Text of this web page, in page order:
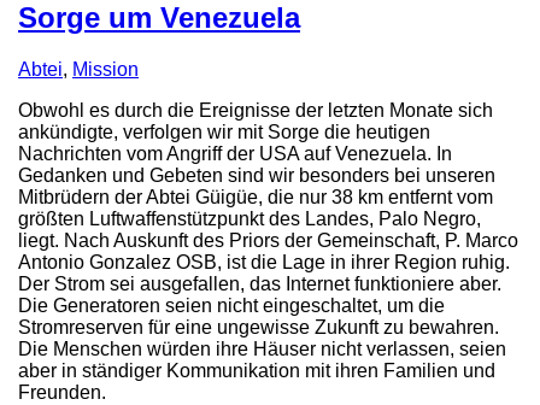
Sorge um Venezuela
Abtei, Mission
Obwohl es durch die Ereignisse der letzten Monate sich
ankündigte, verfolgen wir mit Sorge die heutigen
Nachrichten vom Angriff der USA auf Venezuela. In
Gedanken und Gebeten sind wir besonders bei unseren
Mitbrüdern der Abtei Güigüe, die nur 38 km entfernt vom
größten Luftwaffenstützpunkt des Landes, Palo Negro,
liegt. Nach Auskunft des Priors der Gemeinschaft, P. Marco
Antonio Gonzalez OSB, ist die Lage in ihrer Region ruhig.
Der Strom sei ausgefallen, das Internet funktioniere aber.
Die Generatoren seien nicht eingeschaltet, um die
Stromreserven für eine ungewisse Zukunft zu bewahren.
Die Menschen würden ihre Häuser nicht verlassen, seien
aber in ständiger Kommunikation mit ihren Familien und
Freunden.